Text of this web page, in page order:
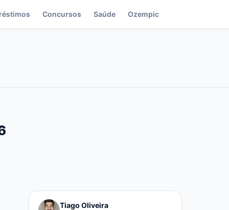
Concursos Saúde Ozempic
Tiago Oliveira